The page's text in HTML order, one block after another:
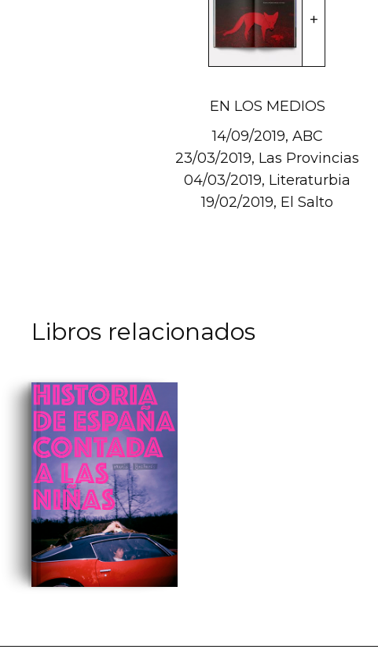
EN LOS MEDIOS
14/09/2019, ABC
23/03/2019, Las Provincias
04/03/2019, Literaturbia
19/02/2019, El Salto
Libros relacionados